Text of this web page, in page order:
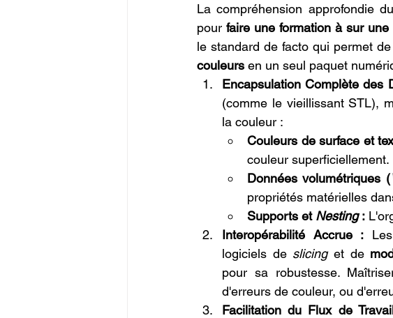
La compréhension approfondie
pour faire une formation à sur
le standard de facto qui permet
couleurs en un seul paquet
Encapsulation Complète des
(comme le vieillissant STL),
la couleur :
Couleurs de surface et
couleur superficiellement.
Données volumétriques (
propriétés matérielles
Supports et Nesting :
Interopérabilité Accrue :
logiciels de slicing et de
pour sa robustesse.
d'erreurs de couleur, ou
Facilitation du Flux de